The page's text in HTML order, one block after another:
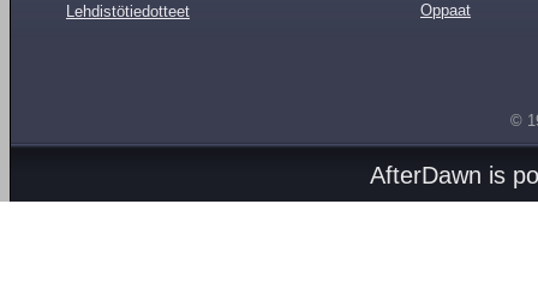
Lehdistötiedotteet
Oppaat
©
AfterDawn is